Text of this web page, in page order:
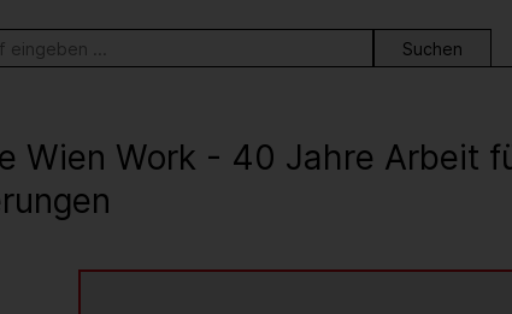
Wien Work - 40 Jahre Arbeit